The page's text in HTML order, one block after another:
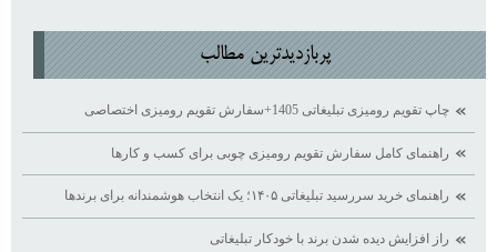
پربازديدترين مطالب
چاپ تقویم رومیزی تبلیغاتی 1405+سفارش تقویم رومیزی اختصاصی
راهنمای کامل سفارش تقویم رومیزی چوبی برای کسب ‌و کارها
راهنمای خرید سررسید تبلیغاتی ۱۴۰۵؛ یک انتخاب هوشمندانه برای برندها
راز افزایش دیده ‌شدن برند با خودکار تبلیغاتی